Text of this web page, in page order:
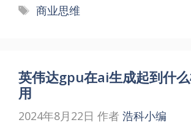
标
商业思维
英伟达gpu在ai生成起到什
用
2024年8月22日 作者 浩科小编